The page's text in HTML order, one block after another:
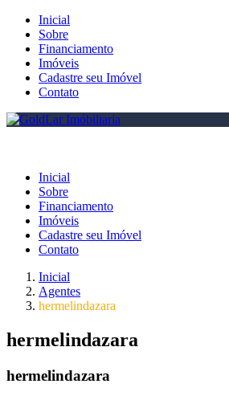
Inicial
Sobre
Financiamento
Imóveis
Cadastre seu Imóvel
Contato
Inicial
Sobre
Financiamento
Imóveis
Cadastre seu Imóvel
Contato
Inicial
Agentes
hermelindazara
hermelindazara
hermelindazara